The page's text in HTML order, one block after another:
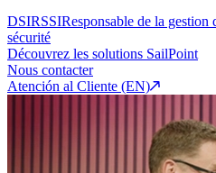
DSIRSSIResponsable de la gestion
sécurité
Découvrez les solutions SailPoint
Nous contacter
Atención al Cliente (EN)